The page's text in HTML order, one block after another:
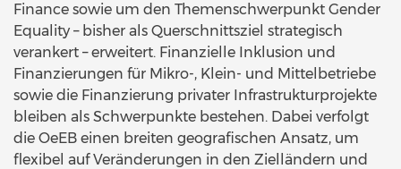
Finance sowie um den Themenschwerpunkt Gender
Equality – bisher als Querschnittsziel strategisch
verankert – erweitert. Finanzielle Inklusion und
Finanzierungen für Mikro-, Klein- und Mittelbetriebe
sowie die Finanzierung privater Infrastrukturprojekte
bleiben als Schwerpunkte bestehen. Dabei verfolgt
die OeEB einen breiten geografischen Ansatz, um
flexibel auf Veränderungen in den Zielländern und